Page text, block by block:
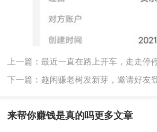
上一篇：最近一直在路上开车，走走停
下一篇：趣闲赚老树发新芽，邀请好友
来帮你赚钱是真的吗更多文章